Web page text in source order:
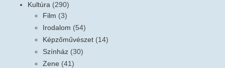
Kultúra (290)
Film (3)
Irodalom (54)
Képzőművészet (14)
Színház (30)
Zene (41)